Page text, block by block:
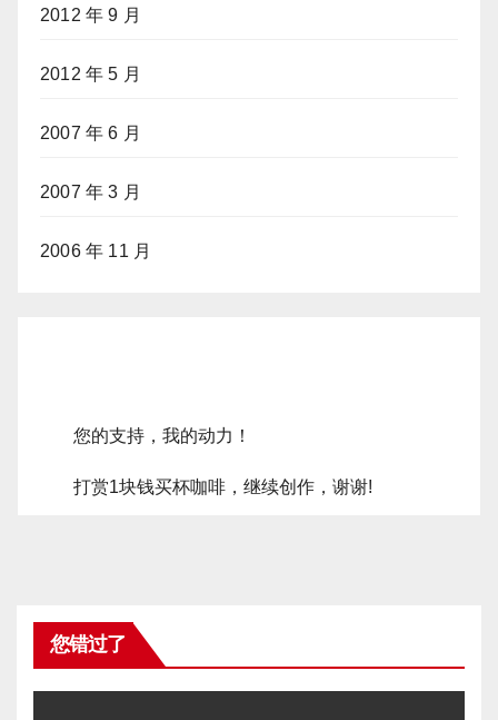
2012 年 9 月
2012 年 5 月
2007 年 6 月
2007 年 3 月
2006 年 11 月
您的支持，我的动力！
打赏1块钱买杯咖啡，继续创作，谢谢!
您错过了